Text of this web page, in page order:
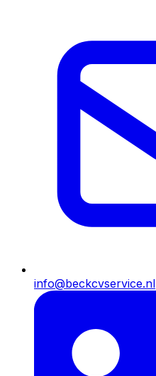
info@beckcvservice.nl